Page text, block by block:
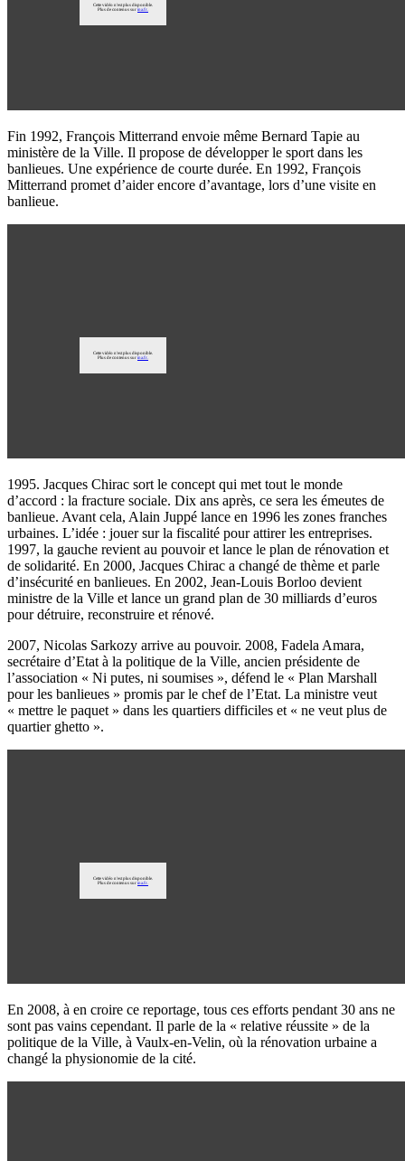
Fin 1992, François Mitterrand envoie même Bernard Tapie au
ministère de la Ville. Il propose de développer le sport dans les
banlieues. Une expérience de courte durée. En 1992, François
Mitterrand promet d’aider encore d’avantage, lors d’une visite en
banlieue.
1995. Jacques Chirac sort le concept qui met tout le monde
d’accord : la fracture sociale. Dix ans après, ce sera les émeutes de
banlieue. Avant cela, Alain Juppé lance en 1996 les zones franches
urbaines. L’idée : jouer sur la fiscalité pour attirer les entreprises.
1997, la gauche revient au pouvoir et lance le plan de rénovation et
de solidarité. En 2000, Jacques Chirac a changé de thème et parle
d’insécurité en banlieues. En 2002, Jean-Louis Borloo devient
ministre de la Ville et lance un grand plan de 30 milliards d’euros
pour détruire, reconstruire et rénové.
2007, Nicolas Sarkozy arrive au pouvoir. 2008, Fadela Amara,
secrétaire d’Etat à la politique de la Ville, ancien présidente de
l’association « Ni putes, ni soumises », défend le « Plan Marshall
pour les banlieues » promis par le chef de l’Etat. La ministre veut
« mettre le paquet » dans les quartiers difficiles et « ne veut plus de
quartier ghetto ».
En 2008, à en croire ce reportage, tous ces efforts pendant 30 ans ne
sont pas vains cependant. Il parle de la « relative réussite » de la
politique de la Ville, à Vaulx-en-Velin, où la rénovation urbaine a
changé la physionomie de la cité.